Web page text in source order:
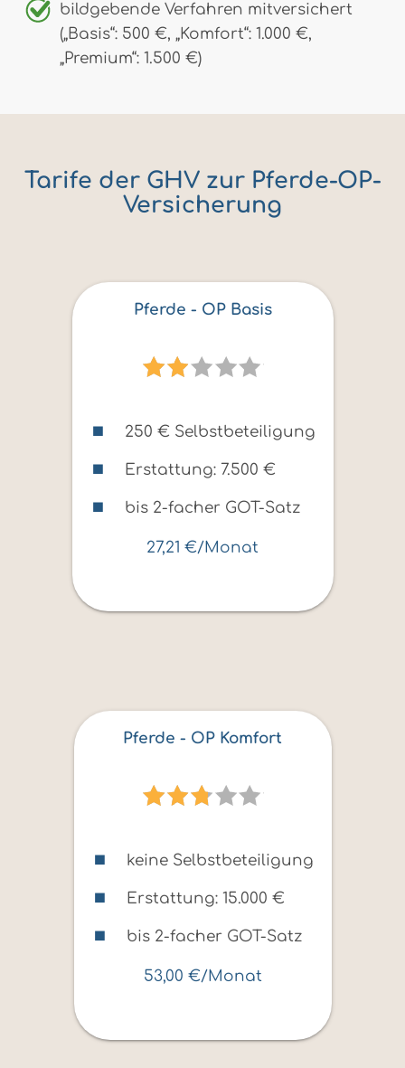
bildgebende Verfahren mitversichert
(„Basis“: 500 €, „Komfort“: 1.000 €,
„Premium“: 1.500 €)
Tarife der GHV zur Pferde-OP-
Versicherung
Pferde - OP Basis
250 € Selbstbeteiligung
Erstattung: 7.500 €
bis 2-facher GOT-Satz
27,21 €/Monat
Pferde - OP Komfort
keine Selbstbeteiligung
Erstattung: 15.000 €
bis 2-facher GOT-Satz
53,00 €/Monat